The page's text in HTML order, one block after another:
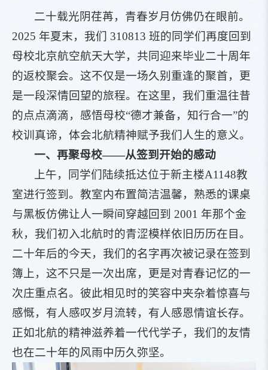
二十载光阴荏苒，青春岁月仿佛仍在眼前。
2025 年夏末，我们 310813 班的同学们再度回到
母校北京航空航天大学，共同迎来毕业二十周年
的返校聚会。这不仅是一场久别重逢的聚首，更
是一段深情回望的旅程。在这里，我们重温往昔
的点点滴滴，感悟母校“德才兼备，知行合一”的
校训真谛，体会北航精神赋予我们人生的意义。
一、再聚母校——从签到开始的感动
上午，同学们陆续抵达位于新主楼A1148教
室进行签到。教室内布置简洁温馨，熟悉的课桌
与黑板仿佛让人一瞬间穿越回到 2001 年那个金
秋，我们初入北航时的青涩模样依旧历历在目。
二十年后的今天，我们的名字再次被记录在签到
簿上，这不只是一次出席，更是对青春记忆的一
次庄重点名。彼此相见时的笑容中夹杂着惊喜与
感慨，有人感叹岁月流转，有人感恩情谊长存。
正如北航的精神滋养着一代代学子，我们的友情
也在二十年的风雨中历久弥坚。